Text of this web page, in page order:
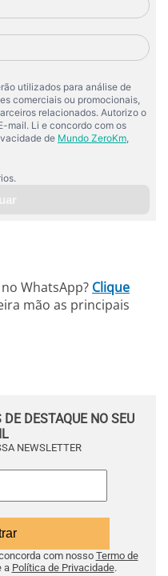
WhatsApp? Clique
mão as principais
DESTAQUE NO SEU
NEWSLETTER
com nosso Termo de
a Política de Privacidade.